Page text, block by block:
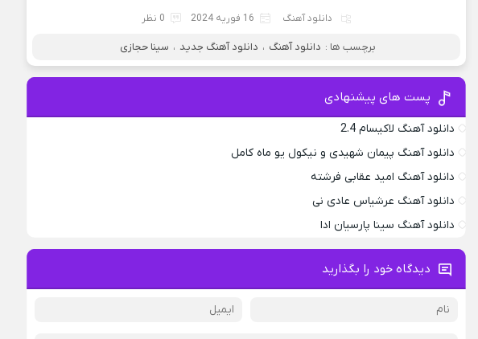
دانلود آهنگ 16 فوریه 2024 0 نظر
برچسب ها : دانلود آهنگ ، دانلود آهنگ جدید ، سینا حجازی
پست های پیشنهادی
دانلود آهنگ لاکیسام 2.4
دانلود آهنگ پیمان شهیدی و نیکول یو ماه کامل
دانلود آهنگ امید عقابی فرشته
دانلود آهنگ عرشیاس عادی نی
دانلود آهنگ سینا پارسیان ادا
دیدگاه خود را بگذارید